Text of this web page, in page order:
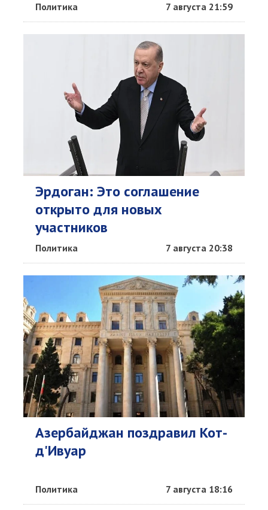
Политика 7 августа 21:59
Эрдоган: Это соглашение
открыто для новых
участников
Политика 7 августа 20:38
Азербайджан поздравил Кот-
д'Ивуар
Политика 7 августа 18:16